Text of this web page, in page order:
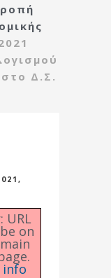
Δ.Σ.
URL
on
info